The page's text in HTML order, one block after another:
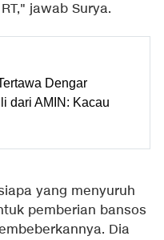
jawab Surya.
Dengar
dari AMIN: Kacau
yang menyuruh
pemberian bansos
Dia